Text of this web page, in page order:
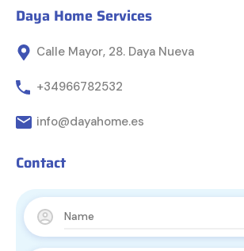
Daya Home Services
Calle Mayor, 28. Daya Nueva
+34966782532
info@dayahome.es
Contact